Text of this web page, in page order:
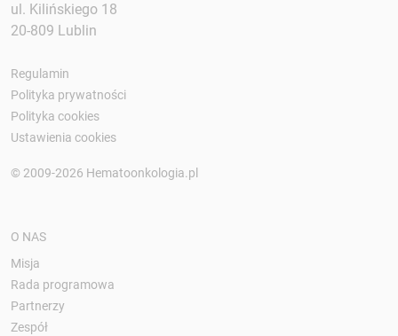
ul. Kilińskiego 18
20-809 Lublin
Regulamin
Polityka prywatności
Polityka cookies
Ustawienia cookies
© 2009-2026 Hematoonkologia.pl
O NAS
Misja
Rada programowa
Partnerzy
Zespół